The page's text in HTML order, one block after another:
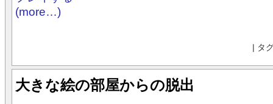
(more…)
| タ
大きな絵の部屋からの脱出